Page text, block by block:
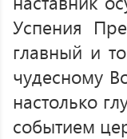
Успения
главный и
чудесному
настолько
событием